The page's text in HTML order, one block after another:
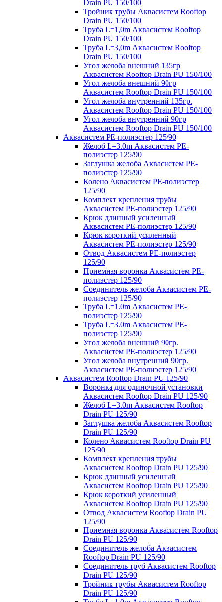
Drain PU 150/100
Тройник трубы Аквасистем Rooftop
Drain PU 150/100
Труба L=1,0m Аквасистем Rooftop
Drain PU 150/100
Труба L=3,0m Аквасистем Rooftop
Drain PU 150/100
Угол желоба внешний 135гр
Аквасистем Rooftop Drain PU 150/100
Угол желоба внешний 90гр
Аквасистем Rooftop Drain PU 150/100
Угол желоба внутренний 135гр.
Аквасистем Rooftop Drain PU 150/100
Угол желоба внутренний 90гр
Аквасистем Rooftop Drain PU 150/100
Аквасистем PE-полиэстер 125/90
Желоб L=3.0m Аквасистем PE-
полиэстер 125/90
Заглушка желоба Аквасистем PE-
полиэстер 125/90
Колено Аквасистем PE-полиэстер
125/90
Комплект крепления трубы
Аквасистем PE-полиэстер 125/90
Крюк длинный усиленный
Аквасистем PE-полиэстер 125/90
Крюк короткий усиленный
Аквасистем PE-полиэстер 125/90
Отвод Аквасистем РЕ-полиэстер
125/90
Приемная воронка Аквасистем PE-
полиэстер 125/90
Соединитель желоба Аквасистем PE-
полиэстер 125/90
Труба L=1.0m Аквасистем PE-
полиэстер 125/90
Труба L=3.0m Аквасистем PE-
полиэстер 125/90
Угол желоба внешний 90гр.
Аквасистем PE-полиэстер 125/90
Угол желоба внутренний 90гр.
Аквасистем PE-полиэстер 125/90
Аквасистем Rooftop Drain PU 125/90
Воронка для одиночной установки
Аквасистем Rooftop Drain PU 125/90
Желоб L=3.0m Аквасистем Rooftop
Drain PU 125/90
Заглушка желоба Аквасистем Rooftop
Drain PU 125/90
Колено Аквасистем Rooftop Drain PU
125/90
Комплект крепления трубы
Аквасистем Rooftop Drain PU 125/90
Крюк длинный усиленный
Аквасистем Rooftop Drain PU 125/90
Крюк короткий усиленный
Аквасистем Rooftop Drain PU 125/90
Отвод Аквасистем Rooftop Drain PU
125/90
Приемная воронка Аквасистем Rooftop
Drain PU 125/90
Соединитель желоба Аквасистем
Rooftop Drain PU 125/90
Соединитель труб Аквасистем Rooftop
Drain PU 125/90
Тройник трубы Аквасистем Rooftop
Drain PU 125/90